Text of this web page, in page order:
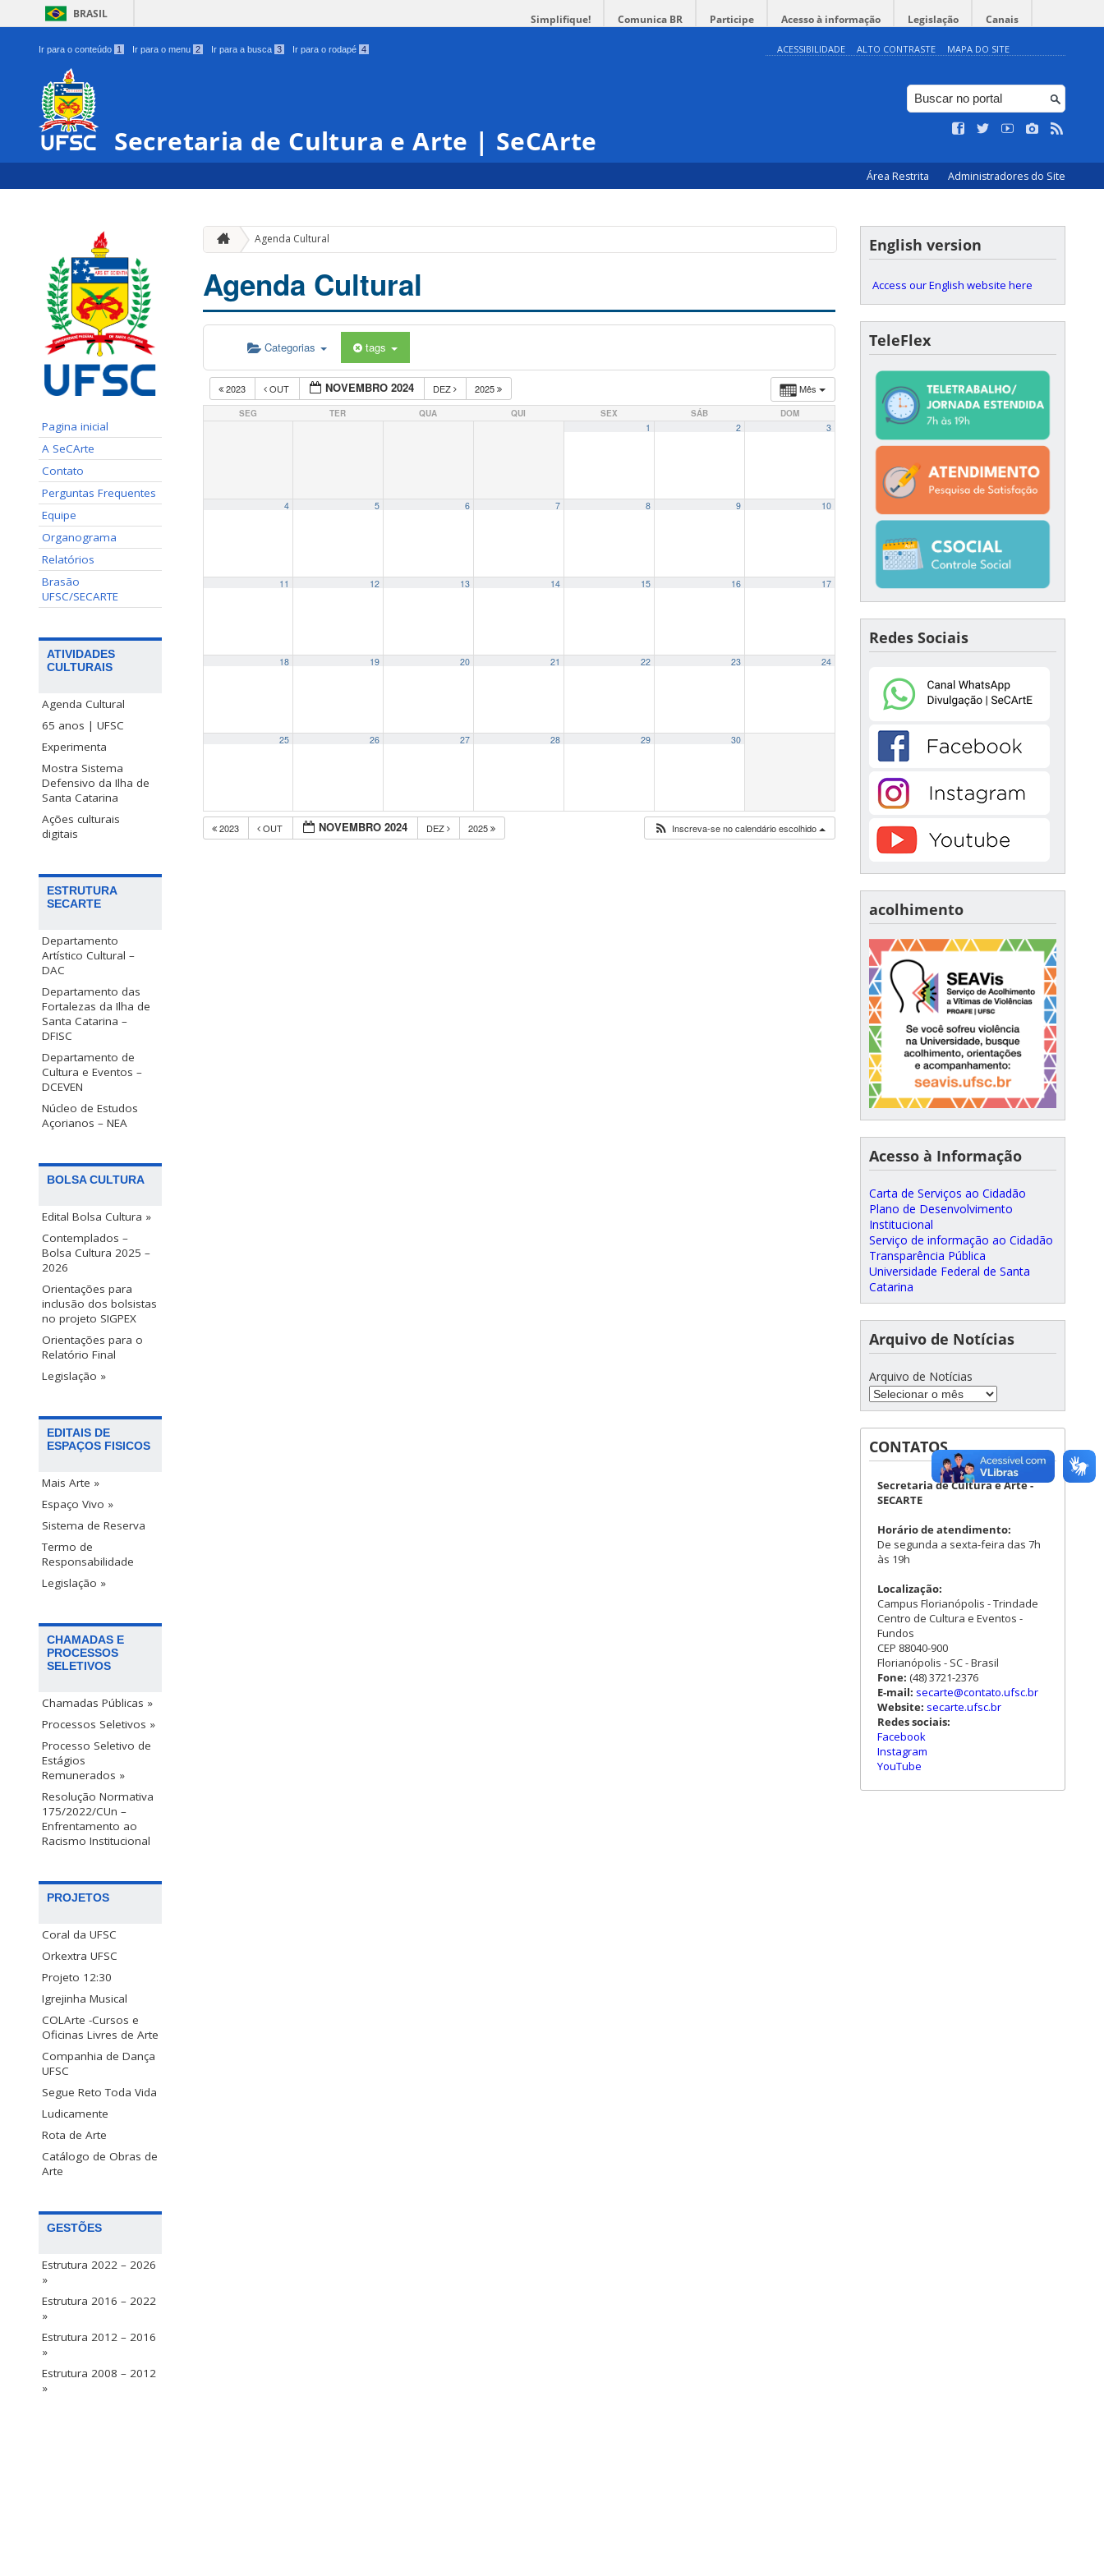
BRASIL Simplifique! Comunica BR Participe Acesso à informação Legislação Canais
Ir para o conteúdo 1 Ir para o menu 2 Ir para a busca 3 Ir para o rodapé 4 ACESSIBILIDADE ALTO CONTRASTE MAPA DO SITE
Secretaria de Cultura e Arte | SeCArte
Área Restrita Administradores do Site
Pagina inicial
A SeCArte
Contato
Perguntas Frequentes
Equipe
Organograma
Relatórios
Brasão
UFSC/SECARTE
ATIVIDADES
CULTURAIS
Agenda Cultural
65 anos | UFSC
Experimenta
Mostra Sistema
Defensivo da Ilha de
Santa Catarina
Ações culturais
digitais
ESTRUTURA
SECARTE
Departamento
Artístico Cultural –
DAC
Departamento das
Fortalezas da Ilha de
Santa Catarina –
DFISC
Departamento de
Cultura e Eventos –
DCEVEN
Núcleo de Estudos
Açorianos – NEA
BOLSA CULTURA
Edital Bolsa Cultura »
Contemplados –
Bolsa Cultura 2025 –
2026
Orientações para
inclusão dos bolsistas
no projeto SIGPEX
Orientações para o
Relatório Final
Legislação »
EDITAIS DE
ESPAÇOS FISICOS
Mais Arte »
Espaço Vivo »
Sistema de Reserva
Termo de
Responsabilidade
Legislação »
CHAMADAS E
PROCESSOS
SELETIVOS
Chamadas Públicas »
Processos Seletivos »
Processo Seletivo de
Estágios
Remunerados »
Resolução Normativa
175/2022/CUn –
Enfrentamento ao
Racismo Institucional
PROJETOS
Coral da UFSC
Orkextra UFSC
Projeto 12:30
Igrejinha Musical
COLArte -Cursos e
Oficinas Livres de Arte
Companhia de Dança
UFSC
Segue Reto Toda Vida
Ludicamente
Rota de Arte
Catálogo de Obras de
Arte
GESTÕES
Estrutura 2022 – 2026
»
Estrutura 2016 – 2022
»
Estrutura 2012 – 2016
»
Estrutura 2008 – 2012
»
Agenda Cultural
Agenda Cultural
Categorias tags
Mês
2023 OUT NOVEMBRO 2024 DEZ 2025
SEG TER QUA QUI SEX SÁB DOM
1 2 3
4 5 6 7 8 9 10
11 12 13 14 15 16 17
18 19 20 21 22 23 24
25 26 27 28 29 30
2023 OUT NOVEMBRO 2024 DEZ 2025 Inscreva-se no calendário escolhido
English version
Access our English website here
TeleFlex
Redes Sociais
acolhimento
Acesso à Informação
Carta de Serviços ao Cidadão
Plano de Desenvolvimento
Institucional
Serviço de informação ao Cidadão
Transparência Pública
Universidade Federal de Santa
Catarina
Arquivo de Notícias
Arquivo de Notícias
CONTATOS
Secretaria de Cultura e Arte -
SECARTE
Horário de atendimento:
De segunda a sexta-feira das 7h
às 19h
Localização:
Campus Florianópolis - Trindade
Centro de Cultura e Eventos -
Fundos
CEP 88040-900
Florianópolis - SC - Brasil
Fone: (48) 3721-2376
E-mail: secarte@contato.ufsc.br
Website: secarte.ufsc.br
Redes sociais:
Facebook
Instagram
YouTube